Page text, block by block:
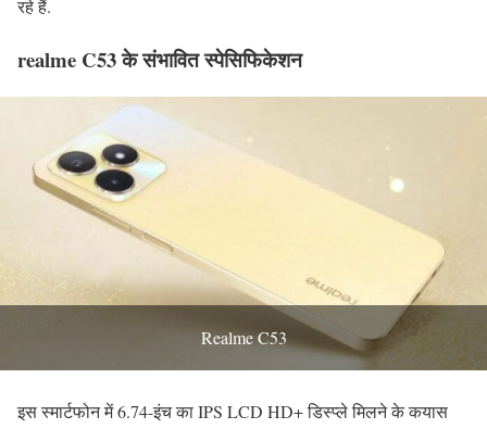
रहे हैं.
realme C53 के संभावित स्पेसिफिकेशन
Realme C53
इस स्मार्टफोन में 6.74-इंच का IPS LCD HD+ डिस्प्ले मिलने के कयास